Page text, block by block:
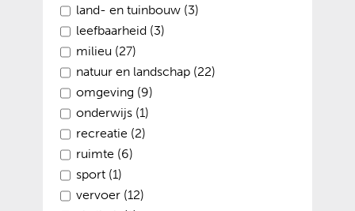
land- en tuinbouw (3)
leefbaarheid (3)
milieu (27)
natuur en landschap (22)
omgeving (9)
onderwijs (1)
recreatie (2)
ruimte (6)
sport (1)
vervoer (12)